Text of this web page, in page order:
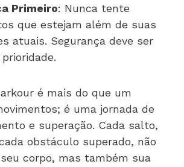
Primeiro: Nunca tente
que estejam além de suas
atuais. Segurança deve ser
é mais do que um
é uma jornada de
e superação. Cada salto,
obstáculo superado, não
corpo, mas também sua